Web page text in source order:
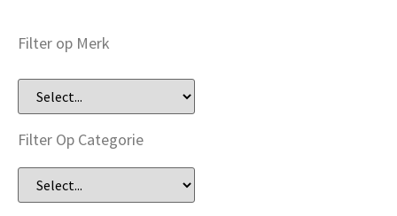
Filter op Merk
Filter Op Categorie